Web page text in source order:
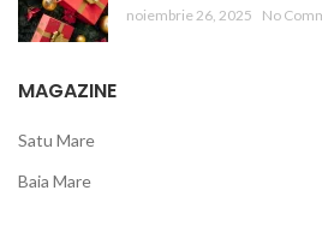
noiembrie 26, 2025 No
MAGAZINE
Satu Mare
Baia Mare